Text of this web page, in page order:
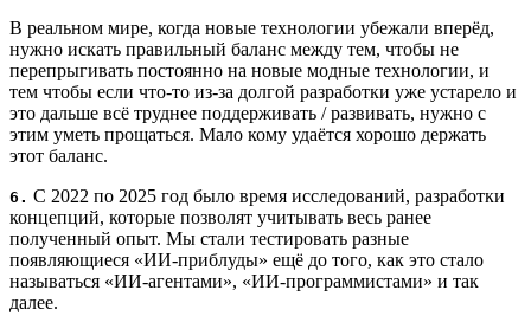
В реальном мире, когда новые технологии убежали вперёд,
нужно искать правильный баланс между тем, чтобы не
перепрыгивать постоянно на новые модные технологии, и
тем чтобы если что-то из-за долгой разработки уже устарело и
это дальше всё труднее поддерживать / развивать, нужно с
этим уметь прощаться. Мало кому удаётся хорошо держать
этот баланс.
6. С 2022 по 2025 год было время исследований, разработки
концепций, которые позволят учитывать весь ранее
полученный опыт. Мы стали тестировать разные
появляющиеся «ИИ-приблуды» ещё до того, как это стало
называться «ИИ-агентами», «ИИ-программистами» и так
далее.